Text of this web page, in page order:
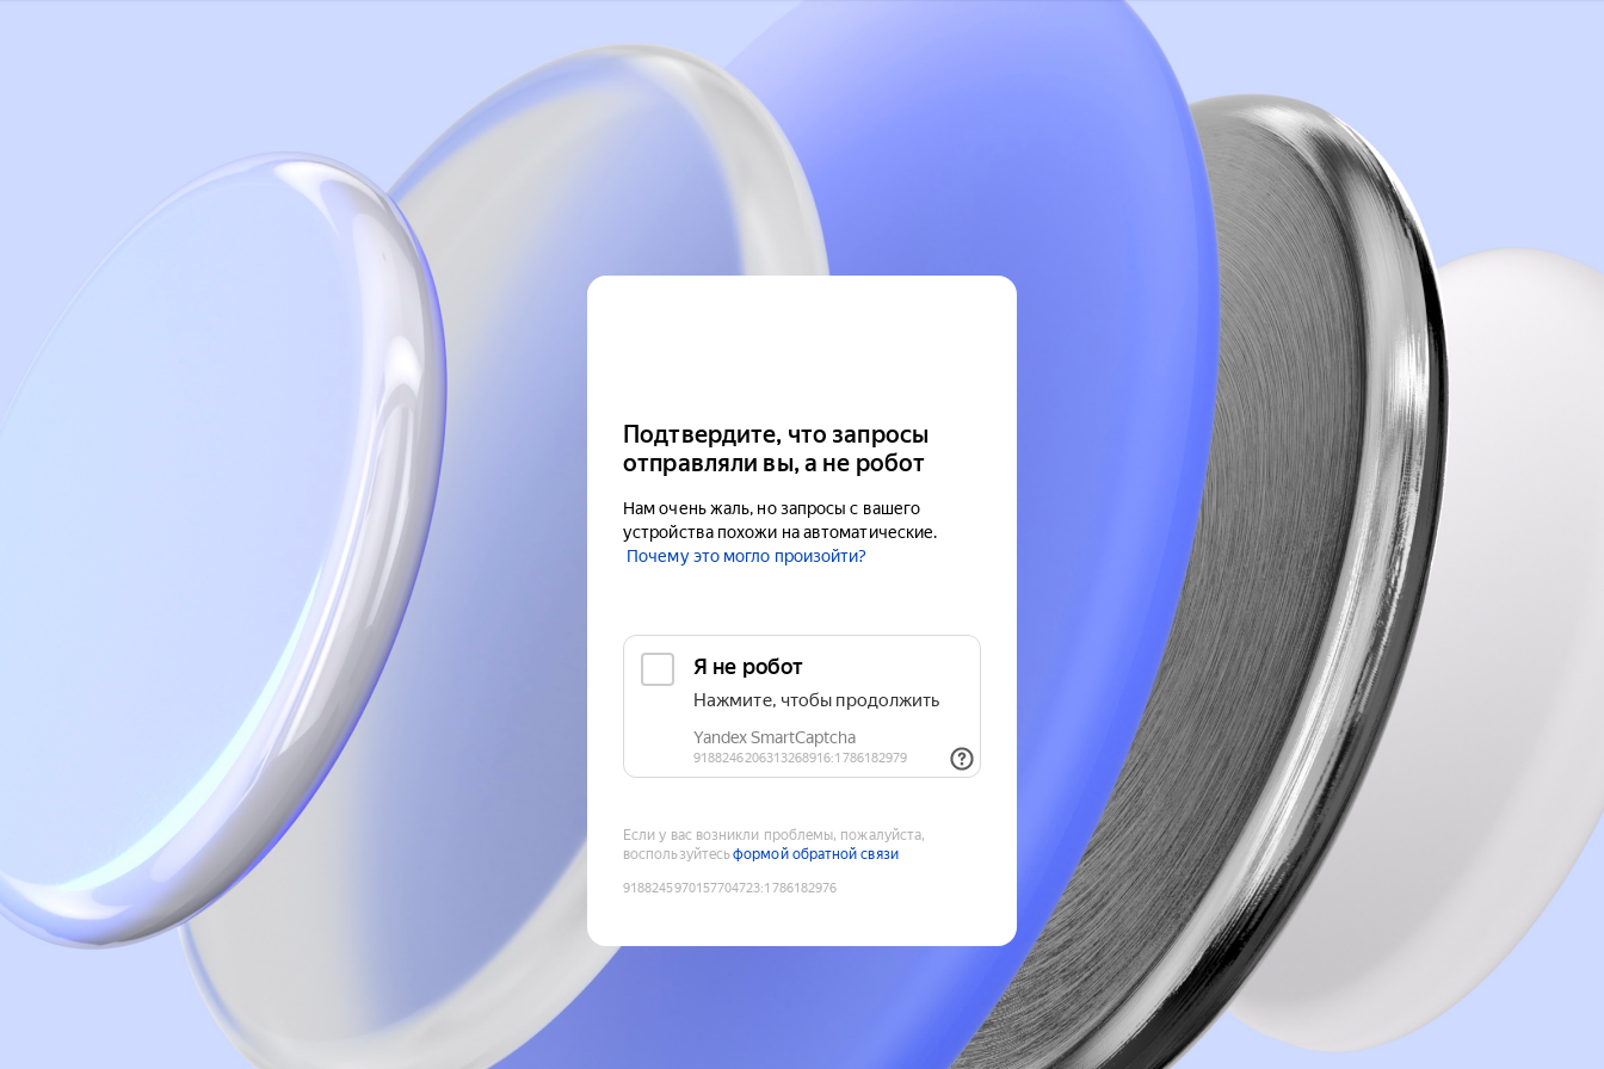
Подтвердите, что запросы
отправляли вы, а не робот
Нам очень жаль, но запросы с вашего
устройства похожи на автоматические.
Почему это могло произойти?
Если у вас возникли проблемы, пожалуйста,
воспользуйтесьформой обратной связи
9188245970157704723:1786182976